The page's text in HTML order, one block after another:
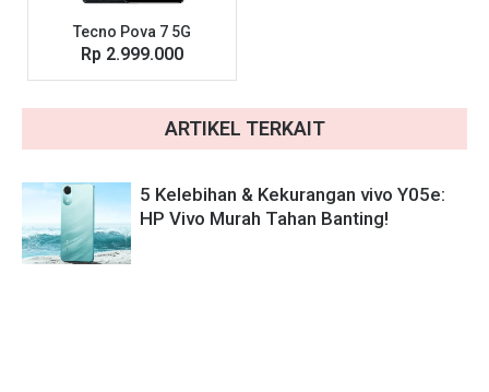
Tecno Pova 7 5G
Rp 2.999.000
ARTIKEL TERKAIT
5 Kelebihan & Kekurangan vivo Y05e:
HP Vivo Murah Tahan Banting!